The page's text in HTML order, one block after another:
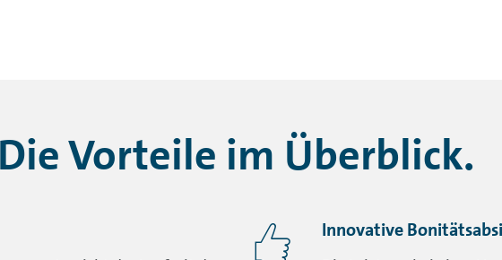
Die Vorteile im Überblick.
Innovative